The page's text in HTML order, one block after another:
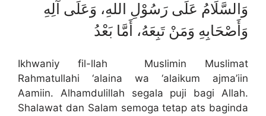
وَالسَّلَامُ عَلَى رَسُوْلِ اللهِ، وَعَلَى آلِهِ
وَأَصْحَابِهِ وَمَنْ تَبِعَهُ، أَمَّا بَعْدُ
Ikhwaniy fil-llah Muslimin Muslimat
Rahmatullahi ‘alaina wa ‘alaikum ajma’iin
Aamiin. Alhamdulillah segala puji bagi Allah.
Shalawat dan Salam semoga tetap ats baginda